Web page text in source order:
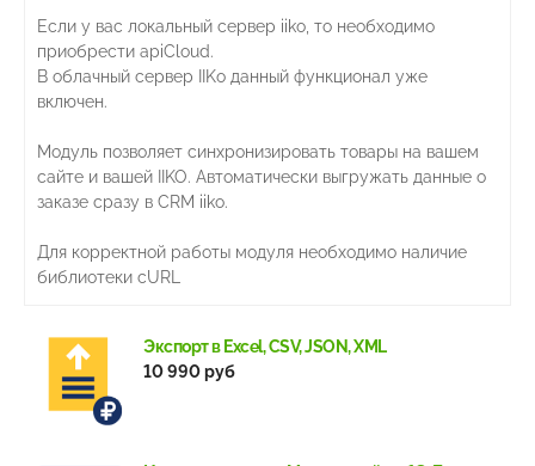
Если у вас локальный сервер iiko, то необходимо
приобрести apiCloud.
В облачный сервер IIKo данный функционал уже
включен.
Модуль позволяет синхронизировать товары на вашем
сайте и вашей IIKO. Автоматически выгружать данные о
заказе сразу в CRM iiko.
Для корректной работы модуля необходимо наличие
библиотеки cURL
Экспорт в Excel, CSV, JSON, XML
10 990 руб